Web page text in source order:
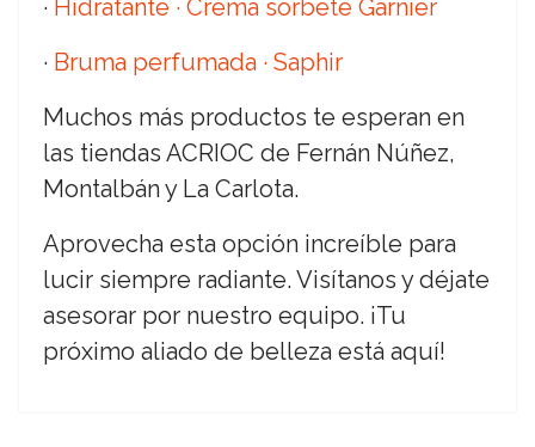
· Hidratante · Crema sorbete Garnier
· Bruma perfumada · Saphir
Muchos más productos te esperan en
las tiendas ACRIOC de Fernán Núñez,
Montalbán y La Carlota.
Aprovecha esta opción increíble para
lucir siempre radiante. Visítanos y déjate
asesorar por nuestro equipo. ¡Tu
próximo aliado de belleza está aquí!